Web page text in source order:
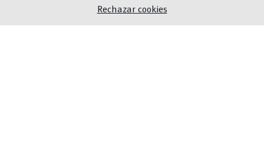
Rechazar cookies